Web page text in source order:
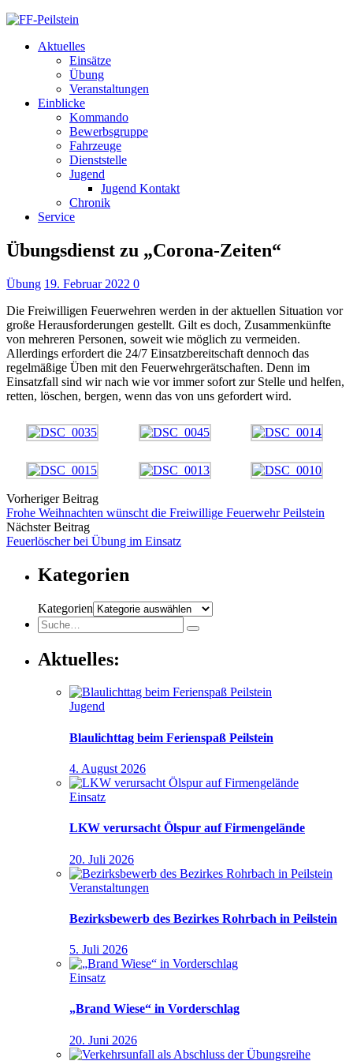
Aktuelles
Einsätze
Übung
Veranstaltungen
Einblicke
Kommando
Bewerbsgruppe
Fahrzeuge
Dienststelle
Jugend
Jugend Kontakt
Chronik
Service
Übungsdienst zu „Corona-Zeiten“
Übung 19. Februar 2022 0
Die Freiwilligen Feuerwehren werden in der aktuellen Situation vor
große Herausforderungen gestellt. Gilt es doch, Zusammenkünfte
von mehreren Personen, soweit wie möglich zu vermeiden.
Allerdings erfordert die 24/7 Einsatzbereitschaft dennoch das
regelmäßige Üben mit den Feuerwehrgerätschaften. Denn im
Einsatzfall sind wir nach wie vor immer sofort zur Stelle und helfen,
retten, löschen, bergen, wenn das von uns gefordert wird.
Vorheriger Beitrag
Frohe Weihnachten wünscht die Freiwillige Feuerwehr Peilstein
Nächster Beitrag
Feuerlöscher bei Übung im Einsatz
Kategorien
Kategorien
Aktuelles:
Jugend
Blaulichttag beim Ferienspaß Peilstein
4. August 2026
Einsatz
LKW verursacht Ölspur auf Firmengelände
20. Juli 2026
Veranstaltungen
Bezirksbewerb des Bezirkes Rohrbach in Peilstein
5. Juli 2026
Einsatz
„Brand Wiese“ in Vorderschlag
20. Juni 2026